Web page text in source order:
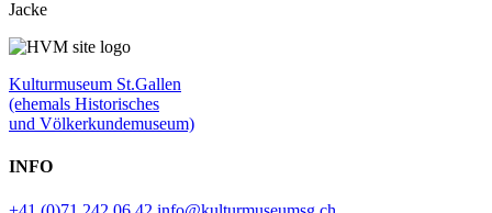
Jacke
Kulturmuseum St.Gallen
(ehemals Historisches
und Völkerkundemuseum)
INFO